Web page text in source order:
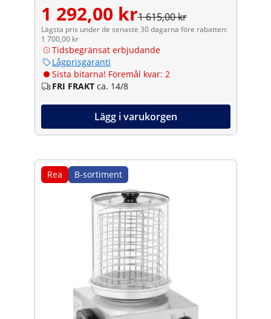
1 292,00 kr1 615,00 kr
Lägsta pris under de senaste 30 dagarna före rabatten:
1 700,00 kr
Tidsbegränsat erbjudande
Lågprisgaranti
Sista bitarna! Föremål kvar: 2
FRI FRAKT ca. 14/8
Lägg i varukorgen
Rea B-sortiment